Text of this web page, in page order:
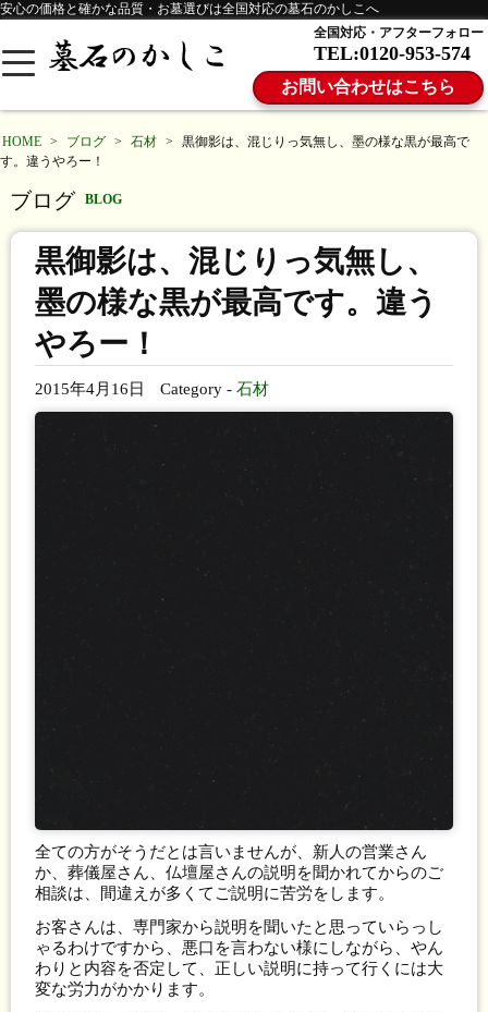
安心の価格と確かな品質・お墓選びは全国対応の墓石のかしこへ
全国対応・アフターフォロー
TEL:0120-953-574
お問い合わせはこちら
HOME > ブログ > 石材 >
黒御影は、混じりっ気無し、墨の様な黒が最高で
す。違うやろー！
ブログ BLOG
黒御影は、混じりっ気無し、
墨の様な黒が最高です。違う
やろー！
2015年4月16日 Category -石材
全ての方がそうだとは言いませんが、新人の営業さん
か、葬儀屋さん、仏壇屋さんの説明を聞かれてからのご
相談は、間違えが多くてご説明に苦労をします。
お客さんは、専門家から説明を聞いたと思っていらっし
ゃるわけですから、悪口を言わない様にしながら、やん
わりと内容を否定して、正しい説明に持って行くには大
変な労力がかかります。